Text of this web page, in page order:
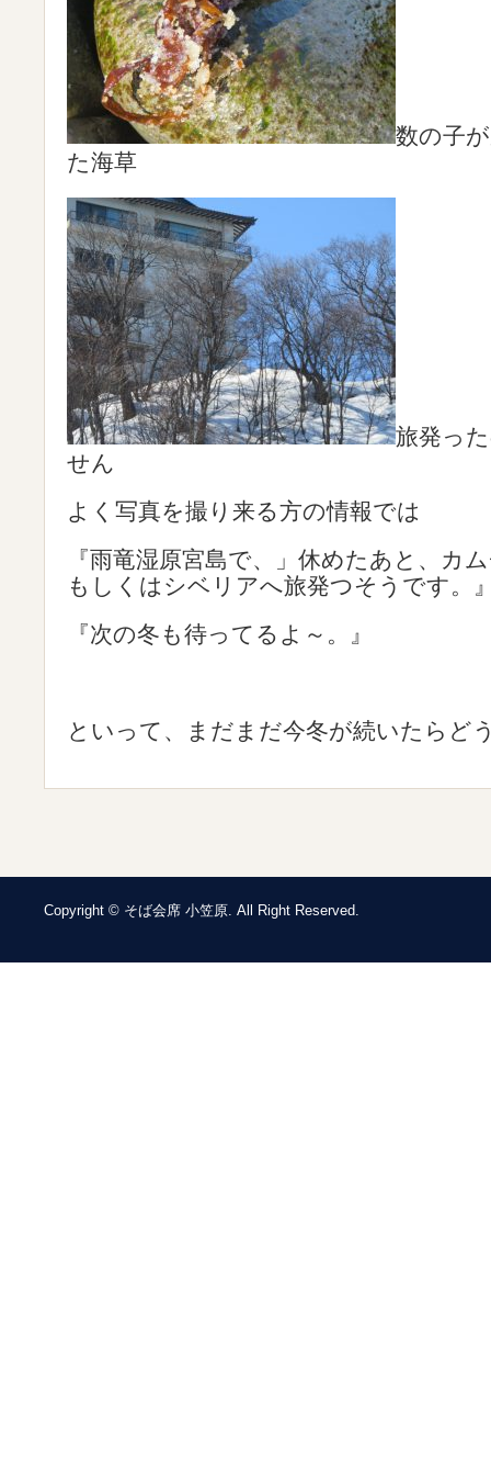
数の子
た海草
旅発っ
せん
よく写真を撮り来る方の情報では
『雨竜湿原宮島で、」休めたあと、カ
もしくはシベリアへ旅発つそうです。
『次の冬も待ってるよ～。』
といって、まだまだ今冬が続いたらど
Copyright © そば会席 小笠原. All Right Reserved.